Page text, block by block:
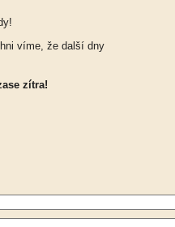
víme, že další dny
zítra!